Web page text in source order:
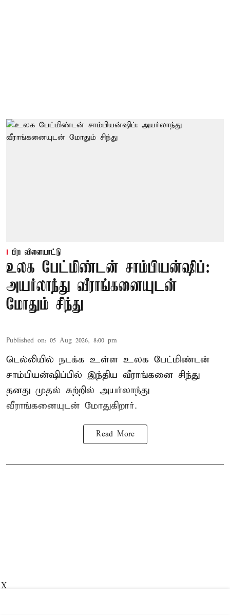
பிற விளையாட்டு
உலக பேட்மிண்டன் சாம்பியன்ஷிப்:
அயர்லாந்து வீராங்கனையுடன்
மோதும் சிந்து
Published on: 05 Aug 2026, 8:00 pm
டெல்லியில் நடக்க உள்ள உலக பேட்மிண்டன்
சாம்பியன்ஷிப்பில் இந்திய வீராங்கனை சிந்து
தனது முதல் சுற்றில் அயர்லாந்து
வீராங்கனையுடன் மோதுகிறார்.
Read More
X